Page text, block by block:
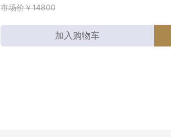
市场价￥14800
加入购物车